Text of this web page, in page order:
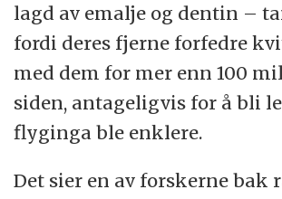
lagd av emalje og dentin –
fordi deres fjerne forfedre
med dem for mer enn 100
siden, antageligvis for å bli
flyginga ble enklere.
Det sier en av forskerne bak